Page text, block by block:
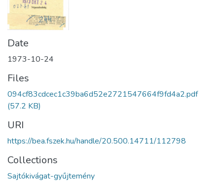
Date
1973-10-24
Files
094cf83cdcec1c39ba6d52e2721547664f9fd4a2.pdf
(57.2 KB)
URI
https://bea.fszek.hu/handle/20.500.14711/112798
Collections
Sajtókivágat-gyűjtemény